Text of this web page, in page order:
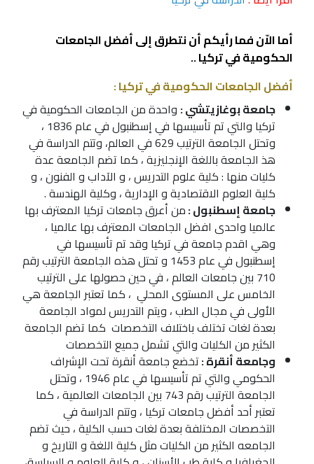
أما الاّن فما رأيكم أن نتطرق إلى أفضل الجامعات
الحكومية في تركيا ..
أفضل الجامعات الحكومية في تركيا :
جامعة بوغازيتشي : واحدة من الجامعات الحكومية في
تركيا والتي تم تأسيسها فيإسطنبول
في عام 1836 ،
وتحتل الجامعة الترتيب 629 في العالم، وتتم الدراسة في
هذ الجامعة باللغة الإنجليزية ، كما تضم الجامعة عدة
كليات منها : كلية علوم التدريس ، و الآداب و الفنون ، و
كلية العلوم الاقتصادية و الإدارية ، وكلية الهندسة.
جامعة إسطنبول :من أعرق جامعات تركيا المعترف بها
عالميا واحدى افضل الجامعات المعترف بها عالميا ،
وهي اقدم جامعة في تركيا وقد تم تأسيسها في
إسطنبول في عام 1453 و تحتل هذه الجامعة الترتيب رقم
710 بين جامعات العالم ، في حين حصولها على الترتيب
الخامس على المستوى المحلي ، كما تعتبر الجامعة هي
الأولى في مجال الطب، ويتم التدريس لمواد الجامعة
بعدة لغات تختلف باختلاف التخصصات كما تضم الجامعة
الكثير من الكليات والتي تشمل جميع التخصصات
وجامعة أنقرة :تخضع جامعة أنقرة تحت الإشراف
الحكومي والتي تم تأسيسها في عام 1946 ، وتحتل
الجامعة الترتيب رقم 743 بين الجامعات العالمية ، كما
تعتبر أحد أفضل جامعات تركيا ، وتتم الدراسة في
التخصصات المختلفة بعدة لغات حسب الكلية ، حيث تضم
الجامعه الكثير من الكليات مثل كلية اللغة و التاريخ و